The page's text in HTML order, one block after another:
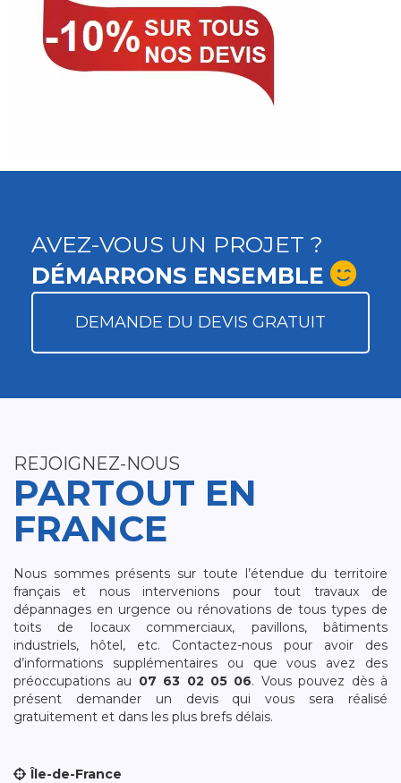
AVEZ-VOUS UN PROJET ?
DÉMARRONS ENSEMBLE
DEMANDE DU DEVIS GRATUIT
REJOIGNEZ-NOUS
PARTOUT EN
FRANCE
Nous sommes présents sur toute l’étendue du territoire
français et nous intervenions pour tout travaux de
dépannages en urgence ou rénovations de tous types de
toits de locaux commerciaux, pavillons, bâtiments
industriels, hôtel, etc. Contactez-nous pour avoir des
d’informations supplémentaires ou que vous avez des
préoccupations au 07 63 02 05 06. Vous pouvez dès à
présent demander un devis qui vous sera réalisé
gratuitement et dans les plus brefs délais.
Île-de-France